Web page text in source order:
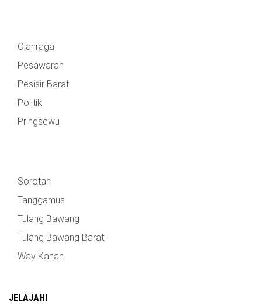
BAWANG
DPRD
Olahraga
Pesawaran
Pesisir Barat
Politik
Pringsewu
Sorotan
Tanggamus
Tulang Bawang
Tulang Bawang Barat
Way Kanan
JELAJAHI